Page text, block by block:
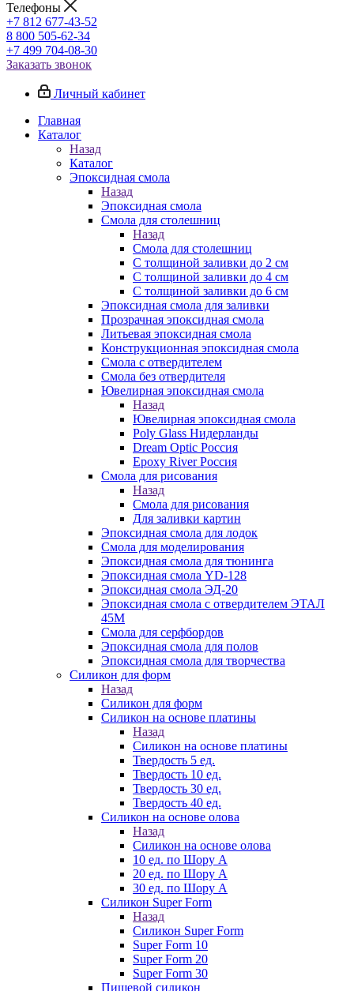
Телефоны
+7 812 677-43-52
8 800 505-62-34
+7 499 704-08-30
Заказать звонок
Личный кабинет
Главная
Каталог
Назад
Каталог
Эпоксидная смола
Назад
Эпоксидная смола
Смола для столешниц
Назад
Смола для столешниц
С толщиной заливки до 2 см
С толщиной заливки до 4 см
С толщиной заливки до 6 см
Эпоксидная смола для заливки
Прозрачная эпоксидная смола
Литьевая эпоксидная смола
Конструкционная эпоксидная смола
Смола с отвердителем
Смола без отвердителя
Ювелирная эпоксидная смола
Назад
Ювелирная эпоксидная смола
Poly Glass Нидерланды
Dream Optic Россия
Epoxy River Россия
Смола для рисования
Назад
Смола для рисования
Для заливки картин
Эпоксидная смола для лодок
Смола для моделирования
Эпоксидная смола для тюнинга
Эпоксидная смола YD-128
Эпоксидная смола ЭД-20
Эпоксидная смола с отвердителем ЭТАЛ
45М
Смола для серфбордов
Эпоксидная смола для полов
Эпоксидная смола для творчества
Силикон для форм
Назад
Силикон для форм
Силикон на основе платины
Назад
Силикон на основе платины
Твердость 5 ед.
Твердость 10 ед.
Твердость 30 ед.
Твердость 40 ед.
Силикон на основе олова
Назад
Силикон на основе олова
10 ед. по Шору А
20 ед. по Шору А
30 ед. по Шору А
Силикон Super Form
Назад
Силикон Super Form
Super Form 10
Super Form 20
Super Form 30
Пищевой силикон